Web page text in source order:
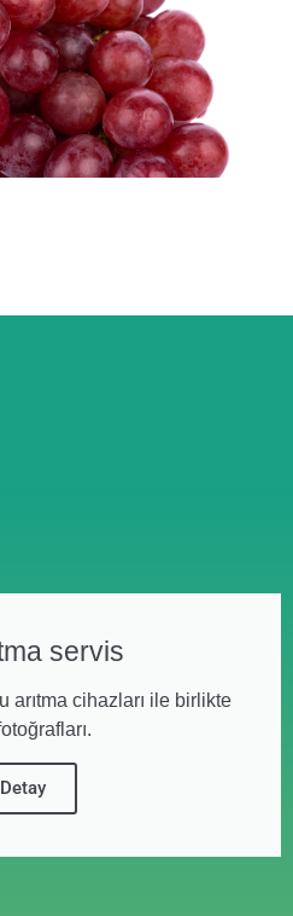
servis
arıtma cihazları ile birlikte
Detay